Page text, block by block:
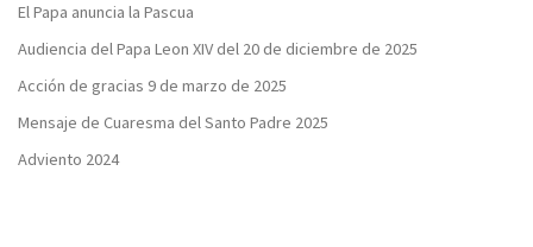
El Papa anuncia la Pascua
Audiencia del Papa Leon XIV del 20 de diciembre de 2025
Acción de gracias 9 de marzo de 2025
Mensaje de Cuaresma del Santo Padre 2025
Adviento 2024